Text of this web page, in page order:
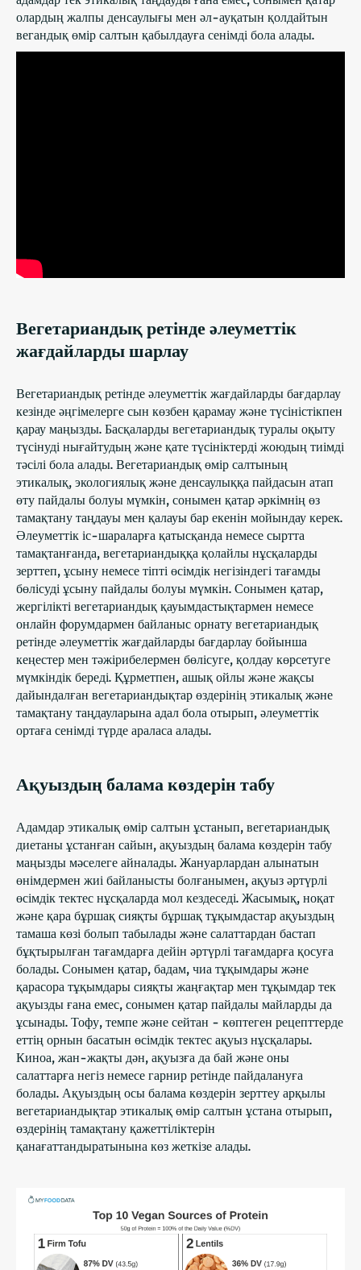
олардың жалпы денсаулығы мен әл-ауқатын қолдайтын
вегандық өмір салтын қабылдауға сенімді бола алады.
Вегетариандық ретінде әлеуметтік
жағдайларды шарлау
Вегетариандық ретінде әлеуметтік жағдайларды бағдарлау
кезінде әңгімелерге сын көзбен қарамау және түсіністікпен
қарау маңызды. Басқаларды вегетариандық туралы оқыту
түсінуді нығайтудың және қате түсініктерді жоюдың тиімді
тәсілі бола алады. Вегетариандық өмір салтының
этикалық, экологиялық және денсаулыққа пайдасын атап
өту пайдалы болуы мүмкін, сонымен қатар әркімнің өз
тамақтану таңдауы мен қалауы бар екенін мойындау керек.
Әлеуметтік іс-шараларға қатысқанда немесе сыртта
тамақтанғанда, вегетариандыққа қолайлы нұсқаларды
зерттеп, ұсыну немесе тіпті өсімдік негізіндегі тағамды
бөлісуді ұсыну пайдалы болуы мүмкін. Сонымен қатар,
жергілікті вегетариандық қауымдастықтармен немесе
онлайн форумдармен байланыс орнату вегетариандық
ретінде әлеуметтік жағдайларды бағдарлау бойынша
кеңестер мен тәжірибелермен бөлісуге, қолдау көрсетуге
мүмкіндік береді. Құрметпен, ашық ойлы және жақсы
дайындалған вегетариандықтар өздерінің этикалық және
тамақтану таңдауларына адал бола отырып, әлеуметтік
ортаға сенімді түрде араласа алады.
Ақуыздың балама көздерін табу
Адамдар этикалық өмір салтын ұстанып, вегетариандық
диетаны ұстанған сайын, ақуыздың балама көздерін табу
маңызды мәселеге айналады. Жануарлардан алынатын
өнімдермен жиі байланысты болғанымен, ақуыз әртүрлі
өсімдік тектес нұсқаларда мол кездеседі. Жасымық, ноқат
және қара бұршақ сияқты бұршақ тұқымдастар ақуыздың
тамаша көзі болып табылады және салаттардан бастап
бұқтырылған тағамдарға дейін әртүрлі тағамдарға қосуға
болады. Сонымен қатар, бадам, чиа тұқымдары және
қарасора тұқымдары сияқты жаңғақтар мен тұқымдар тек
ақуызды ғана емес, сонымен қатар пайдалы майларды да
ұсынады. Тофу, темпе және сейтан - көптеген рецепттерде
еттің орнын басатын өсімдік тектес ақуыз нұсқалары.
Киноа, жан-жақты дән, ақуызға да бай және оны
салаттарға негіз немесе гарнир ретінде пайдалануға
болады. Ақуыздың осы балама көздерін зерттеу арқылы
вегетариандықтар этикалық өмір салтын ұстана отырып,
өздерінің тамақтану қажеттіліктерін
қанағаттандыратынына көз жеткізе алады.